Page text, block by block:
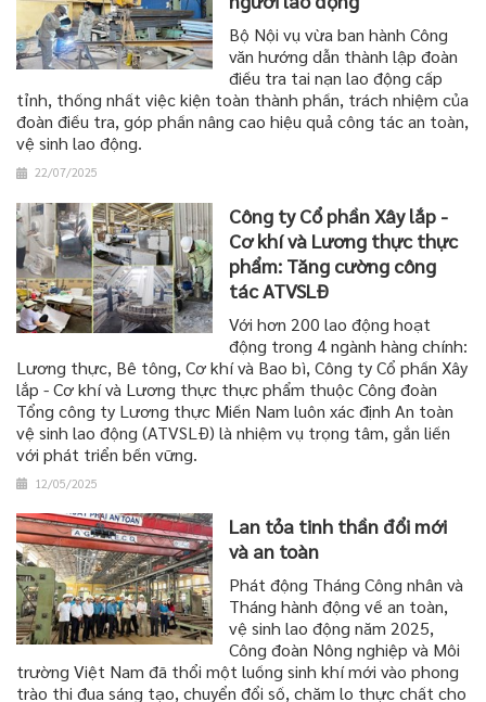
Bộ Nội vụ vừa ban hành Công
văn hướng dẫn thành lập đoàn
điều tra tai nạn lao động cấp
tỉnh, thống nhất việc kiện toàn thành phần, trách nhiệm của
đoàn điều tra, góp phần nâng cao hiệu quả công tác an toàn,
vệ sinh lao động.
22/07/2025
Công ty Cổ phần Xây lắp -
Cơ khí và Lương thực thực
phẩm: Tăng cường công
tác ATVSLĐ
Với hơn 200 lao động hoạt
động trong 4 ngành hàng chính:
Lương thực, Bê tông, Cơ khí và Bao bì, Công ty Cổ phần Xây
lắp - Cơ khí và Lương thực thực phẩm thuộc Công đoàn
Tổng công ty Lương thực Miền Nam luôn xác định An toàn
vệ sinh lao động (ATVSLĐ) là nhiệm vụ trọng tâm, gắn liền
với phát triển bền vững.
12/05/2025
Lan tỏa tinh thần đổi mới
và an toàn
Phát động Tháng Công nhân và
Tháng hành động về an toàn,
vệ sinh lao động năm 2025,
Công đoàn Nông nghiệp và Môi
trường Việt Nam đã thổi một luồng sinh khí mới vào phong
trào thi đua sáng tạo, chuyển đổi số, chăm lo thực chất cho